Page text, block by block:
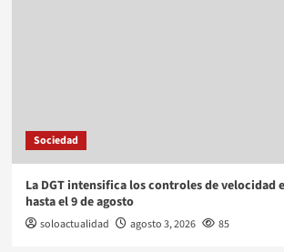
Sociedad
La DGT intensifica los controles de velocidad
hasta el 9 de agosto
soloactualidad agosto 3, 2026 85